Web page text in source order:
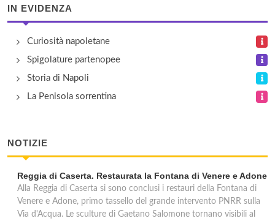
IN EVIDENZA
Curiosità napoletane
Spigolature partenopee
Storia di Napoli
La Penisola sorrentina
NOTIZIE
Reggia di Caserta. Restaurata la Fontana di Venere e Adone
Alla Reggia di Caserta si sono conclusi i restauri della Fontana di
Venere e Adone, primo tassello del grande intervento PNRR sulla
Via d'Acqua. Le sculture di Gaetano Salomone tornano visibili al